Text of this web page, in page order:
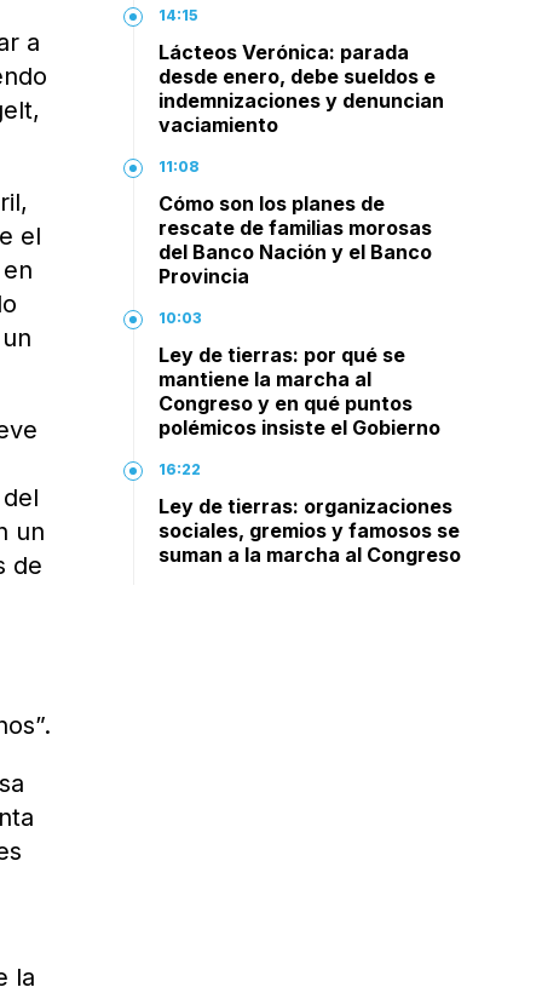
a
el
un
de
la
14:15
Lácteos Verónica: parada
desde enero, debe sueldos e
indemnizaciones y denuncian
vaciamiento
11:08
Cómo son los planes de
rescate de familias morosas
del Banco Nación y el Banco
Provincia
10:03
Ley de tierras: por qué se
mantiene la marcha al
Congreso y en qué puntos
polémicos insiste el Gobierno
16:22
Ley de tierras: organizaciones
sociales, gremios y famosos se
suman a la marcha al Congreso